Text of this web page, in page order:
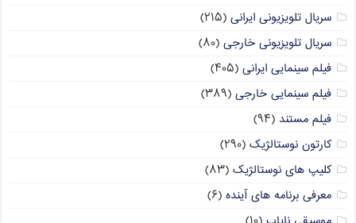
سریال تلویزیونی ایرانی (۲۱۵)
سریال تلویزیونی خارجی (۸۰)
فیلم سینمایی ایرانی (۴۰۵)
فیلم سینمایی خارجی (۳۸۹)
فیلم مستند (۹۴)
کارتون نوستالژیک (۲۹۰)
کلیپ های نوستالژیک (۸۳)
معرفی برنامه های آینده (۶)